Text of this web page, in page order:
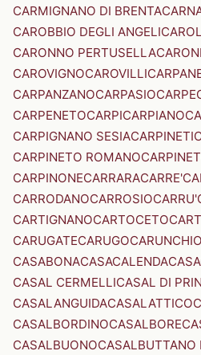
CARMIGNANO DI BRENTA
CAROBBIO DEGLI ANGELI
CARONNO PERTUSELLA
CAROVIGNOCAROVILLI
CARPANZANOCARPASIO
CARPENETOCARPICARPIANO
CARPIGNANO SESIACARPINETI
CARPINETO ROMANO
CARPINONECARRARACARRE'
CARRODANOCARROSIOCARRU'
CARTIGNANOCARTOCETO
CARUGATECARUGOCARUNCHIO
CASABONACASACALENDA
CASAL CERMELLICASAL DI
CASALANGUIDACASALATTICO
CASALBORDINOCASALBORE
CASALBUONOCASALBUTTANO